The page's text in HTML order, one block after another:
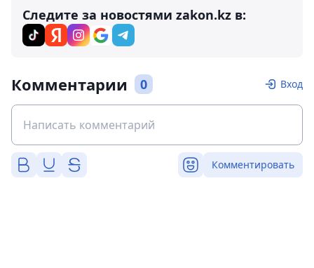
Следите за новостями zakon.kz в:
Комментарии 0 Вход
Комментировать